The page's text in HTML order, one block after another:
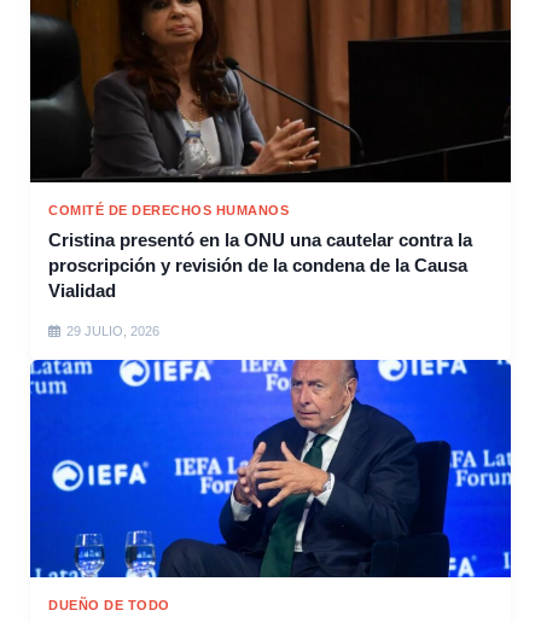
COMITÉ DE DERECHOS HUMANOS
Cristina presentó en la ONU una cautelar contra la
proscripción y revisión de la condena de la Causa
Vialidad
29 JULIO, 2026
DUEÑO DE TODO